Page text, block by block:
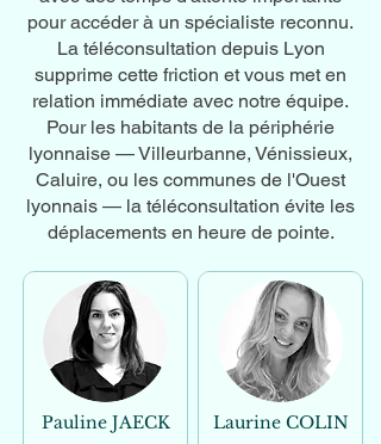
pour accéder à un spécialiste reconnu.
La téléconsultation depuis Lyon
supprime cette friction et vous met en
relation immédiate avec notre équipe.
Pour les habitants de la périphérie
lyonnaise — Villeurbanne, Vénissieux,
Caluire, ou les communes de l'Ouest
lyonnais — la téléconsultation évite les
déplacements en heure de pointe.
Pauline JAECK Laurine COLIN